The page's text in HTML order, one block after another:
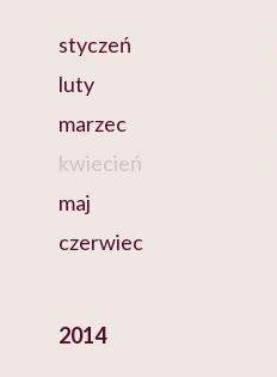
styczeń
luty
marzec
kwiecień
maj
czerwiec
2014